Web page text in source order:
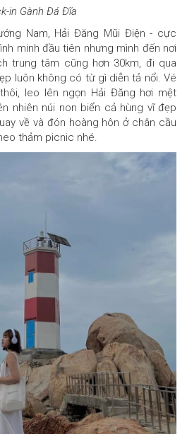
in Gành Đá Đĩa
Nam, Hải Đăng Mũi Điện - cực
minh đầu tiên nhưng mình đến nơi
trung tâm cũng hơn 30km, đi qua
luôn không có từ gì diễn tả nổi. Vé
leo lên ngọn Hải Đăng hơi mệt
nhiên núi non biển cả hùng vĩ đẹp
về và đón hoàng hôn ở chân cầu
thảm picnic nhé.